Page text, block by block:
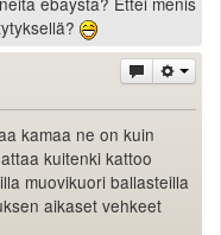
kamaa ne on kuin
kuitenki kattoo
muovikuori ballasteilla
aikaset vehkeet